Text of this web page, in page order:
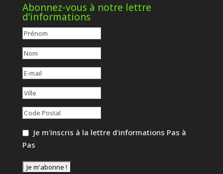
Abonnez-vous à notre lettre
d’informations
Je m'inscris à la lettre d'informations Pas à
Pas